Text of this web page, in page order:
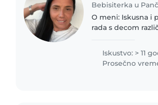
Bebisiterka u
O meni: Iskusna i posvećena dadilja sa više od [10] godina
rada s decom
mališanima,..
Iskustvo: > 11
Prosečno